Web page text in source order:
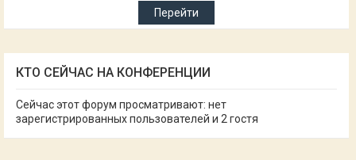
КТО СЕЙЧАС НА КОНФЕРЕНЦИИ
Сейчас этот форум просматривают: нет
зарегистрированных пользователей и 2 гостя